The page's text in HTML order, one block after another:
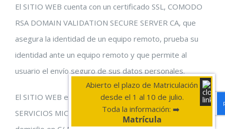
El SITIO WEB cuenta con un certificado SSL, COMODO
RSA DOMAIN VALIDATION SECURE SERVER CA, que
asegura la identidad de un equipo remoto, prueba su
identidad ante un equipo remoto y que permite al
usuario el envío seguro de sus datos personales.
El SITIO WEB está diseñado por el GESTIÓN Y
SERVICIOS MICROSERVER, S.L., N.I.F.: B92019371, con
Abierto el plazo de Matriculación
desde el 1 al 10 de julio.
Toda la información: ➡️
Matrícula